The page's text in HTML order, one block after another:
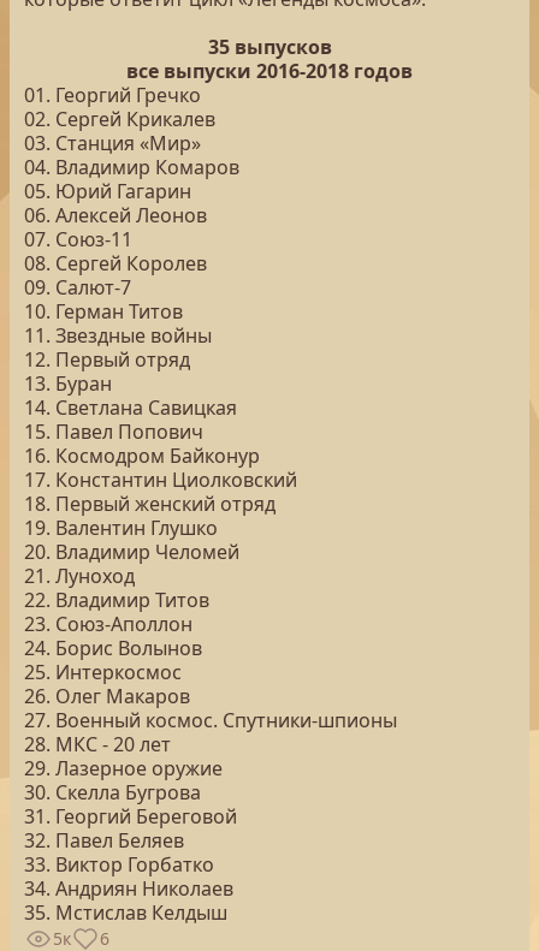
35 выпусков
все выпуски 2016-2018 годов
01. Георгий Гречко
02. Сергей Крикалев
03. Станция «Мир»
04. Владимир Комаров
05. Юрий Гагарин
06. Алексей Леонов
07. Союз-11
08. Сергей Королев
09. Салют-7
10. Герман Титов
11. Звездные войны
12. Первый отряд
13. Буран
14. Светлана Савицкая
15. Павел Попович
16. Космодром Байконур
17. Константин Циолковский
18. Первый женский отряд
19. Валентин Глушко
20. Владимир Челомей
21. Луноход
22. Владимир Титов
23. Союз-Аполлон
24. Борис Волынов
25. Интеркосмос
26. Олег Макаров
27. Военный космос. Спутники-шпионы
28. МКС - 20 лет
29. Лазерное оружие
30. Скелла Бугрова
31. Георгий Береговой
32. Павел Беляев
33. Виктор Горбатко
34. Андриян Николаев
35. Мстислав Келдыш
5к 6